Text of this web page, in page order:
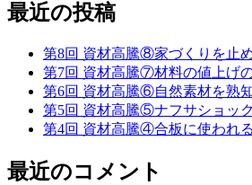
最近の投稿
第8回 資材高騰⑧家づくりを止
第7回 資材高騰⑦材料の値上げ
第6回 資材高騰⑥自然素材を熟
第5回 資材高騰⑤ナフサショッ
第4回 資材高騰④合板に使われ
最近のコメント